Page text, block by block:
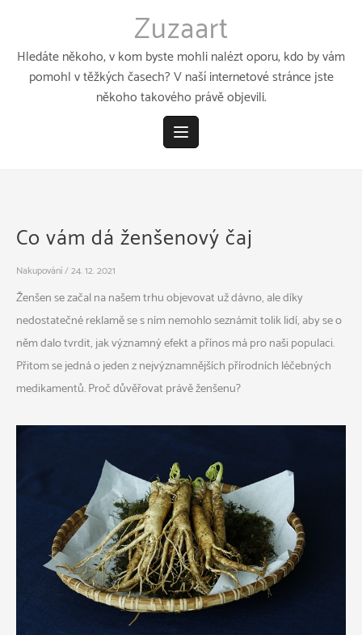
obsahu
Zuzaart
Hledáte někoho, v kom byste mohli nalézt oporu, kdo by vám
pomohl v těžkých časech? V naší internetové stránce jste
někoho takového právě objevili.
Co vám dá ženšenový čaj
Nakupování/24. 12. 2021
Ženšen se začal na našem trhu objevovat už dávno, ale díky
nedostatečné reklamě se s ním nemohlo seznámit tolik lidí, aby se o
něm dalo tvrdit, jak významný efekt a přínos má pro naši populaci.
Přitom se jedná o jeden z nejvýznamnějších přírodních léčebných
medikamentů. Proč důvěřovat právě ženšenu?